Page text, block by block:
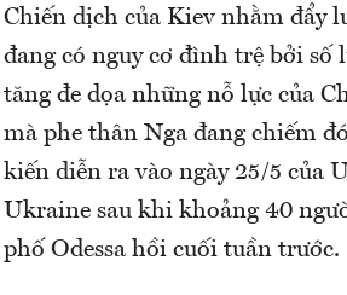
Chiến dịch của Kiev nhằm đẩy
đang có nguy cơ đình trệ bởi số
tăng đe dọa những nỗ lực của
mà phe thân Nga đang chiếm
kiến diễn ra vào ngày 25/5 của
Ukraine sau khi khoảng 40
phố Odessa hồi cuối tuần trước.